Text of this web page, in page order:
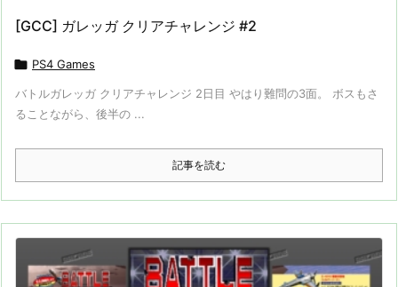
[GCC] ガレッガ クリアチャレンジ #2
 PS4 Games
バトルガレッガ クリアチャレンジ 2日目 やはり難問の3面。 ボスもさ
ることながら、後半の ...
記事を読む